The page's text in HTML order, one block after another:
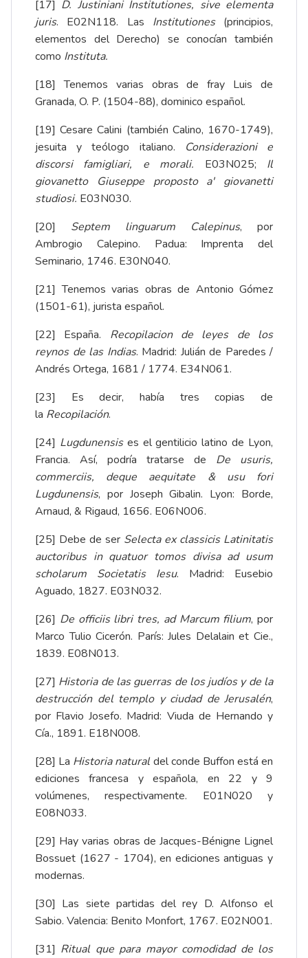
[17] D. Justiniani Institutiones, sive elementa
juris. E02N118. Las Institutiones (principios,
elementos del Derecho) se conocían también
como Instituta.
[18] Tenemos varias obras de fray Luis de
Granada, O. P. (1504-88),​ dominico español.
[19] Cesare Calini (también Calino, 1670-1749),
jesuita y teólogo italiano. Considerazioni e
discorsi famigliari, e morali. E03N025; Il
giovanetto Giuseppe proposto a' giovanetti
studiosi. E03N030.
[20]
Septem linguarum Calepinus, por
Ambrogio Calepino. Padua: Imprenta del
Seminario, 1746. E30N040.
[21] Tenemos varias obras de Antonio Gómez
(1501-61), jurista español.
[22] España. Recopilacion de leyes de los
reynos de las Indias. Madrid: Julián de Paredes /
Andrés Ortega, 1681 / 1774. E34N061.
[23] Es decir, había tres copias de
la Recopilación.
[24] Lugdunensises el gentilicio latino de Lyon,
Francia. Así, podría tratarse de De usuris,
commerciis, deque aequitate & usu fori
Lugdunensis, por Joseph Gibalin. Lyon: Borde,
Arnaud, & Rigaud, 1656. E06N006.
[25] Debe de ser Selecta ex classicis Latinitatis
auctoribus in quatuor tomos divisa ad usum
scholarum Societatis Iesu. Madrid: Eusebio
Aguado, 1827. E03N032.
[26] De officiis libri tres, ad Marcum filium, por
Marco Tulio Cicerón. París: Jules Delalain et Cie.,
1839. E08N013.
[27] Historia de las guerras de los judíos y de la
destrucción del templo y ciudad de Jerusalén,
por Flavio Josefo. Madrid: Viuda de Hernando y
Cía., 1891. E18N008.
[28] La Historia naturaldel conde Buffon está en
ediciones francesa y española, en 22 y 9
volúmenes, respectivamente. E01N020 y
E08N033.
[29] Hay varias obras de Jacques-Bénigne Lignel
Bossuet​ (1627 - 1704), en ediciones antiguas y
modernas.
[30] Las siete partidas del rey D. Alfonso el
Sabio. Valencia: Benito Monfort, 1767. E02N001.
[31] Ritual que para mayor comodidad de los